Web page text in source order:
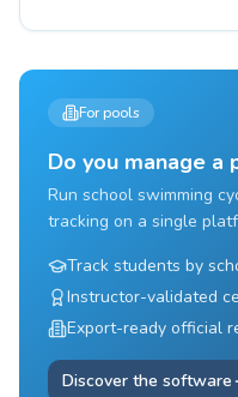
For pools
Do you manage a
Run school swimming
tracking on a single
Track students by
Instructor-validated
Export-ready official
Discover the software